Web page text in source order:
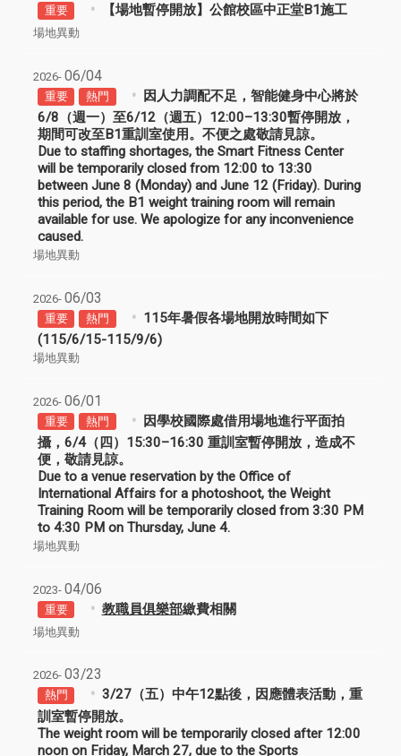
重要 【場地暫停開放】公館校區中正堂B1施工
場地異動
2026- 06/04
重要 熱門
因人力調配不足，智能健身中心將於
6/8（週一）至6/12（週五）12:00–13:30暫停開放，
期間可改至B1重訓室使用。不便之處敬請見諒。
Due to staffing shortages, the Smart Fitness Center
will be temporarily closed from 12:00 to 13:30
between June 8 (Monday) and June 12 (Friday). During
this period, the B1 weight training room will remain
available for use. We apologize for any inconvenience
caused.
場地異動
2026- 06/03
重要 熱門
115年暑假各場地開放時間如下
(115/6/15-115/9/6)
場地異動
2026- 06/01
重要 熱門
因學校國際處借用場地進行平面拍
攝， 6/4（四）15:30–16:30 重訓室暫停開放，造成不
便，敬請見諒。
Due to a venue reservation by the Office of
International Affairs for a photoshoot, the Weight
Training Room will be temporarily closed from 3:30 PM
to 4:30 PM on Thursday, June 4.
場地異動
2023- 04/06
重要 教職員俱樂部繳費相關
場地異動
2026- 03/23
熱門
3/27（五）中午12點後，因應體表活動，重
訓室暫停開放。
The weight room will be temporarily closed after 12:00
noon on Friday, March 27, due to the Sports